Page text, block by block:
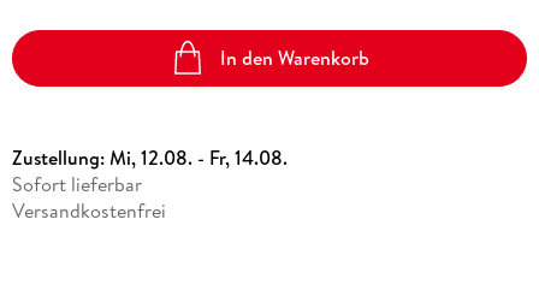
In den Warenkorb
Zustellung:Mi, 12.08. - Fr, 14.08.
Sofort lieferbar
Versandkostenfrei